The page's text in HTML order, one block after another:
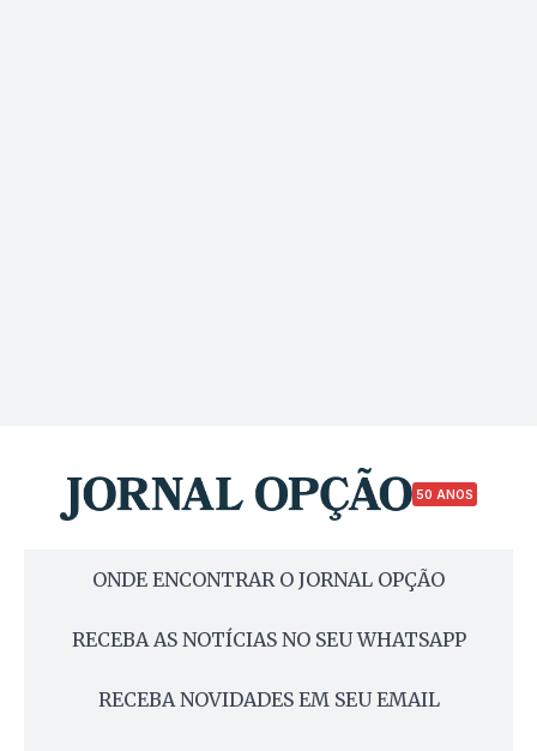
50 ANOS
ONDE ENCONTRAR O JORNAL OPÇÃO
RECEBA AS NOTÍCIAS NO SEU WHATSAPP
RECEBA NOVIDADES EM SEU EMAIL